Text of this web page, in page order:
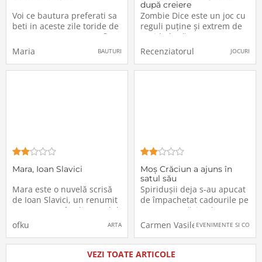
Voi ce bautura preferati sa
beti in aceste zile toride de
vara? Pentru ca, eu, sa fiu
sincera, aleg sa beau
„Mojito”, un cocktail pe
baza de limete si menta de
Maria BAUTURI
după creiere
Zombie Dice este un joc cu
reguli puține și extrem de
rapid (după ce te
obișnuiești!) de la Steve
Jackson Games.Jocul de
bază conține fie un
Recenziatorul JOCURI
Mara, Ioan Slavici
Mara este o nuvelă scrisă
de Ioan Slavici, un renumit
prozator român din secolul
al XIX-lea. A fost publicată
pentru prima dată în anul
1894 și este una dintre cele
mai apreciate opere ale
ofku ARTA
Moș Crăciun a ajuns în
satul său
Spiridușii deja s-au apucat
de împachetat cadourile pe
care Moș Crăciun le va
duce tuturor copiilor care
au fost cuminți pe
parcursul anului.Uitându-
se în platforma sa de
Carmen VasilescuEVENIMENTE SI
VEZI TOATE ARTICOLE